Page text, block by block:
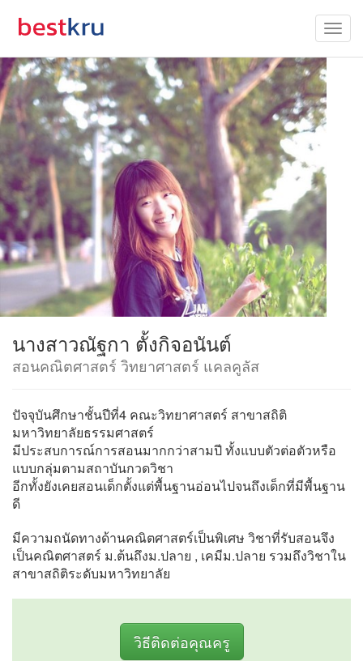
นางสาวณัฐกา ตั้งกิจอนันต์
สอนคณิตศาสตร์ วิทยาศาสตร์ แคลคูลัส
ปัจจุบันศึกษาชั้นปีที่4 คณะวิทยาศาสตร์ สาขาสถิติ
มหาวิทยาลัยธรรมศาสตร์
มีประสบการณ์การสอนมากกว่าสามปี ทั้งแบบตัวต่อตัวหรือ
แบบกลุ่มตามสถาบันกวดวิชา
อีกทั้งยังเคยสอนเด็กตั้งแต่พื้นฐานอ่อนไปจนถึงเด็กที่มีพื้นฐาน
ดี
มีความถนัดทางด้านคณิตศาสตร์เป็นพิเศษ วิชาที่รับสอนจึง
เป็นคณิตศาสตร์ ม.ต้นถึงม.ปลาย , เคมีม.ปลาย รวมถึงวิชาใน
สาขาสถิติระดับมหาวิทยาลัย
วิธีติดต่อคุณครู